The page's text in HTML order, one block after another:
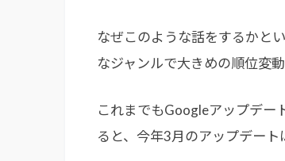
なぜこのような話をするかと
なジャンルで大きめの順位変
これまでもGoogleアップデ
ると、今年3月のアップデート